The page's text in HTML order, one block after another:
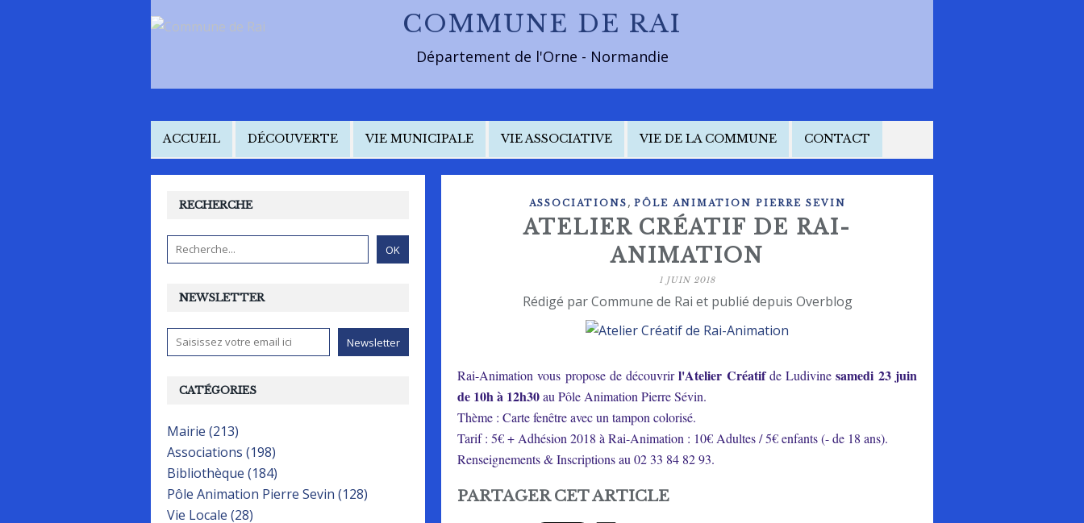
COMMUNE DE RAI
Département de l'Orne - Normandie
ACCUEIL DÉCOUVERTE VIE MUNICIPALE VIE ASSOCIATIVE VIE DE LA COMMUNE CONTACT
ASSOCIATIONS , PÔLE ANIMATION PIERRE SEVIN
ATELIER CRÉATIF DE RAI-
ANIMATION
1 JUIN 2018
Rédigé par Commune de Rai et publié depuis Overblog
Rai-Animation vous propose de découvrirl'Atelier Créatifde Ludivinesamedi 23 juin
de 10h à 12h30au Pôle Animation Pierre Sévin.
Thème : Carte fenêtre avec un tampon colorisé.
Tarif : 5€ + Adhésion 2018 à Rai-Animation : 10€ Adultes / 5€ enfants (- de 18 ans).
Renseignements & Inscriptions au 02 33 84 82 93.
PARTAGER CET ARTICLE
NEWSLETTER
RECHERCHE
CATÉGORIES
Mairie (213)
Associations (198)
Bibliothèque (184)
Pôle Animation Pierre Sevin (128)
Vie Locale (28)